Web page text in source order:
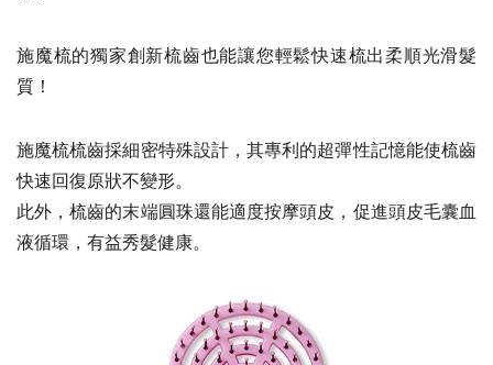
施魔梳的獨家創新梳齒也能讓您輕鬆快速梳出柔順光滑髮
質！
施魔梳梳齒採細密特殊設計，其專利的超彈性記憶能使梳齒
快速回復原狀不變形。
此外，梳齒的末端圓珠還能適度按摩頭皮，促進頭皮毛囊血
液循環，有益秀髮健康。